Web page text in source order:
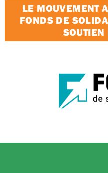
LE MOUVEMENT
FONDS DE